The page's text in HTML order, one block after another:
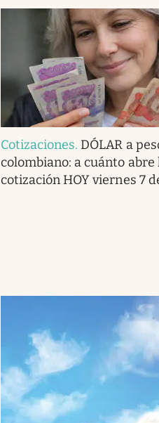
Cotizaciones. DÓLAR a
colombiano: a cuánto abre
cotización HOY viernes 7